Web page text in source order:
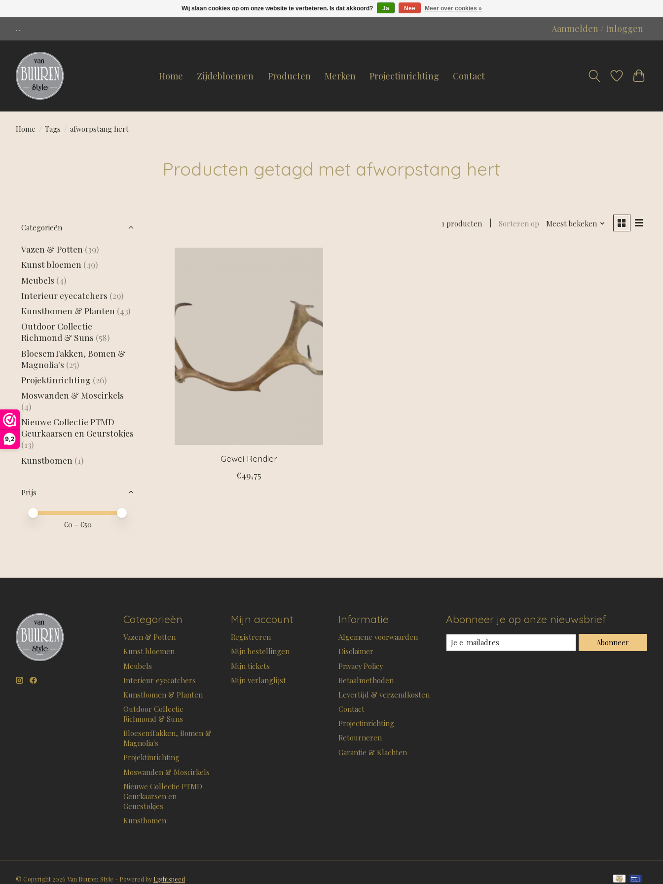
9,2
.... Aanmelden / Inloggen
Home Zijdebloemen Producten Merken Projectinrichting Contact
Home / Tags / afworpstang hert
Producten getagd met afworpstang hert
Categorieën
Vazen & Potten (39)
Kunst bloemen (49)
Meubels (4)
Interieur eyecatchers (29)
Kunstbomen & Planten (43)
Outdoor Collectie
Richmond & Suns (58)
BloesemTakken, Bomen &
Magnolia's (25)
Projektinrichting (26)
Moswanden & Moscirkels
(4)
Nieuwe Collectie PTMD
Geurkaarsen en Geurstokjes
(13)
Kunstbomen (1)
Prijs
Minimale prijswaarde
Price maximum value
€0 - €50
1 producten Sorteren op Meest bekeken
Gewei Rendier
€49,75
Categorieën
Vazen & Potten
Kunst bloemen
Meubels
Interieur eyecatchers
Kunstbomen & Planten
Outdoor Collectie
Richmond & Suns
BloesemTakken, Bomen &
Magnolia's
Projektinrichting
Moswanden & Moscirkels
Nieuwe Collectie PTMD
Geurkaarsen en
Geurstokjes
Kunstbomen
Mijn account
Registreren
Mijn bestellingen
Mijn tickets
Mijn verlanglijst
Informatie
Algemene voorwaarden
Disclaimer
Privacy Policy
Betaalmethoden
Levertijd & verzendkosten
Contact
Projectinrichting
Retourneren
Garantie & Klachten
Abonneer je op onze nieuwsbrief
Abonneer
© Copyright 2026 Van Buuren Style - Powered by Lightspeed
Wij slaan cookies op om onze website te verbeteren. Is dat akkoord? Ja Nee Meer over cookies »